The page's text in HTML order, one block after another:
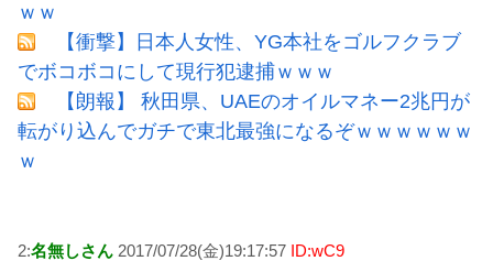
ｗｗ
【衝撃】日本人女性、YG本社をゴルフクラブ
でボコボコにして現行犯逮捕ｗｗｗ
【朗報】 秋田県、UAEのオイルマネー2兆円が
転がり込んでガチで東北最強になるぞｗｗｗｗｗｗ
ｗ
2:名無しさん 2017/07/28(金)19:17:57 ID:wC9